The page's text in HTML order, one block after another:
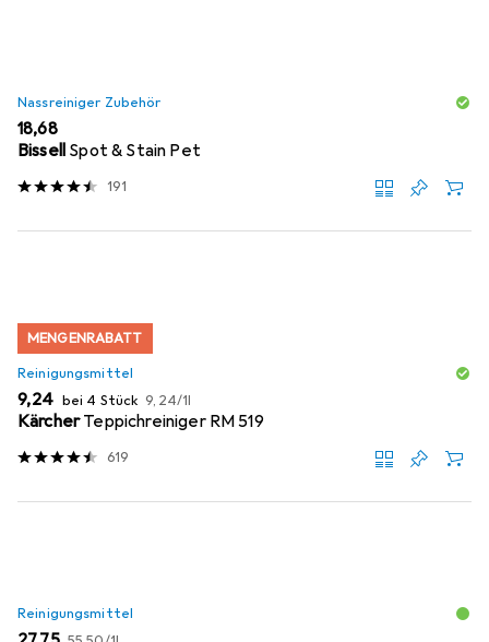
Nassreiniger Zubehör
EUR
18,68
Bissell Spot & Stain Pet
191
MENGENRABATT
Reinigungsmittel
EUR
9,24 bei 4 Stück EUR
9,24/1l
KärcherTeppichreiniger RM 519
619
Reinigungsmittel
EUR